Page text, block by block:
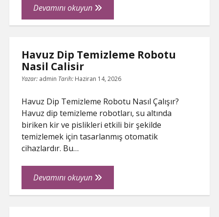
Devamını okuyunAnkara
Lenovo
Tavsiyeleri
Havuz Dip Temizleme Robotu
Nasil Calisir
Yazar: admin Tarih: Haziran 14, 2026
Havuz Dip Temizleme Robotu Nasıl Çalışır?
Havuz dip temizleme robotları, su altında
biriken kir ve pislikleri etkili bir şekilde
temizlemek için tasarlanmış otomatik
cihazlardır. Bu…
Devamını okuyunHavuz
Dip